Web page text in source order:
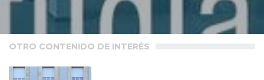
OTRO CONTENIDO DE INTERÉS